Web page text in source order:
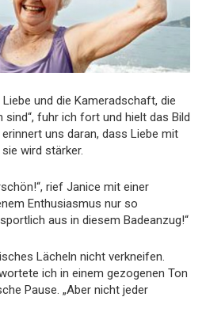
und die Kameradschaft, die
sind“, fuhr ich fort und hielt das Bild
uns daran, dass Liebe mit
wird stärker.
rief Janice mit einer
Enthusiasmus nur so
aus in diesem Badeanzug!“
Lächeln nicht verkneifen.
ich in einem gezogenen Ton
Pause. „Aber nicht jeder